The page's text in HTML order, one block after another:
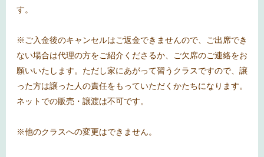
す。
※ご入金後のキャンセルはご返金できませんので、ご出席でき
ない場合は代理の方をご紹介くださるか、ご欠席のご連絡をお
願いいたします。ただし家にあがって習うクラスですので、譲
った方は譲った人の責任をもっていただくかたちになります。
ネットでの販売・譲渡は不可です。
※他のクラスへの変更はできません。